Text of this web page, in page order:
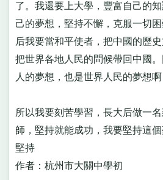
了。我還要上大學，豐富自己的
己的夢想，堅持不懈，克服一切
后我要當和平使者，把中國的歷
把世界各地人民的問候帶回中國
人的夢想，也是世界人民的夢想
所以我要刻苦學習，長大后做一
師，堅持就能成功，我要堅持這
堅持
作者：杭州市大關中學初